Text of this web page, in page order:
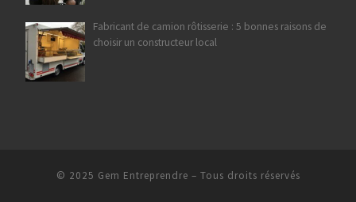
Fabricant de camion rôtisserie : 5 bonnes raisons de
choisir un constructeur local
© 2025 Gem Entreprendre – Tous droits réservés